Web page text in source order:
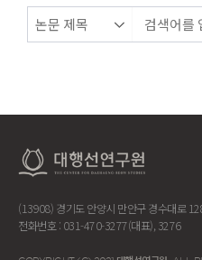
(13908) 경기도 안양시 만안구 경수대로
전화번호 : 031-470-3277(대표), 3276